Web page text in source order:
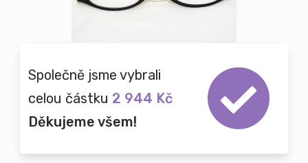
Společně jsme vybrali
celou částku 2 944 Kč
Děkujeme všem!